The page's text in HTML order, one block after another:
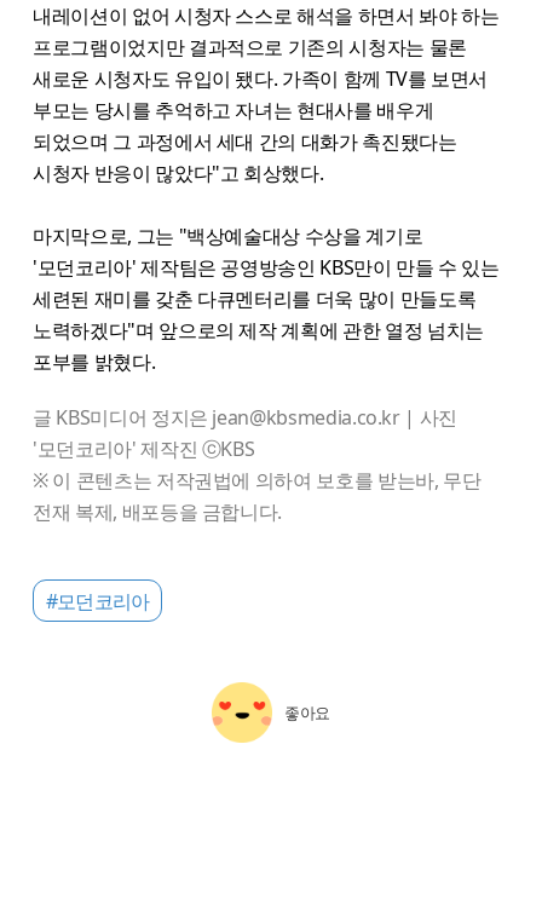
내레이션이 없어 시청자 스스로 해석을 하면서 봐야 하는
프로그램이었지만 결과적으로 기존의 시청자는 물론
새로운 시청자도 유입이 됐다. 가족이 함께 TV를 보면서
부모는 당시를 추억하고 자녀는 현대사를 배우게
되었으며 그 과정에서 세대 간의 대화가 촉진됐다는
시청자 반응이 많았다"고 회상했다.
마지막으로, 그는 "백상예술대상 수상을 계기로
'모던코리아' 제작팀은 공영방송인 KBS만이 만들 수 있는
세련된 재미를 갖춘 다큐멘터리를 더욱 많이 만들도록
노력하겠다"며 앞으로의 제작 계획에 관한 열정 넘치는
포부를 밝혔다.
글 KBS미디어 정지은 jean@kbsmedia.co.kr | 사진
'모던코리아' 제작진 ⓒKBS
※ 이 콘텐츠는 저작권법에 의하여 보호를 받는바, 무단
전재 복제, 배포등을 금합니다.
#모던코리아
좋아요